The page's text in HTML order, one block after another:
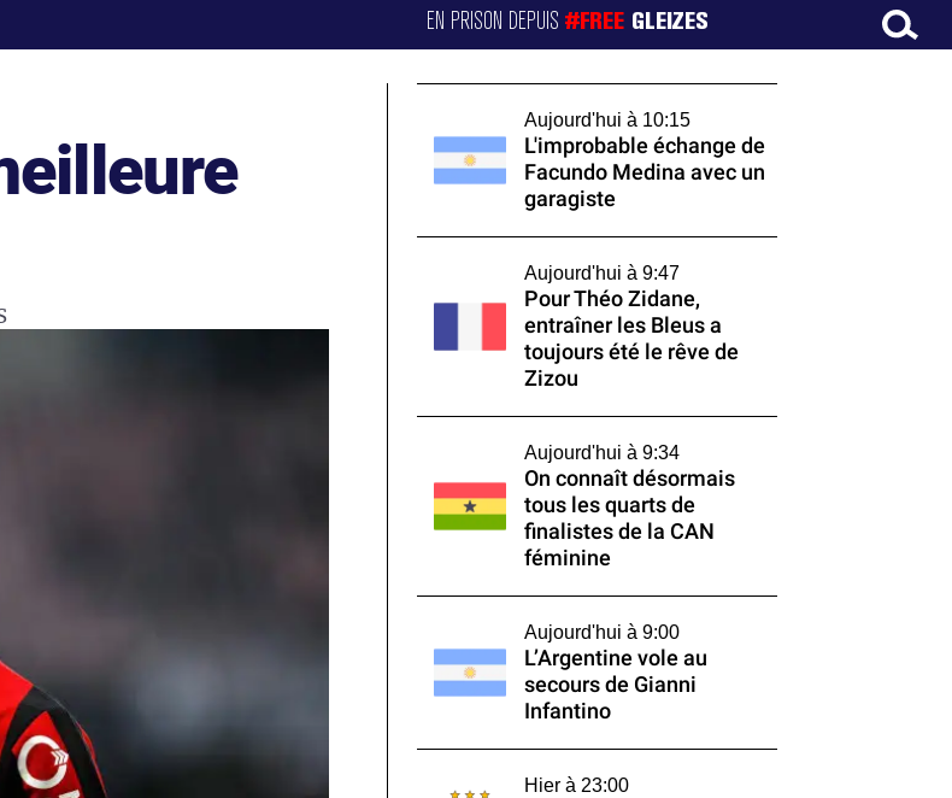
EN PRISON DEPUIS#FREE GLEIZES
Aujourd'hui à 10:15
L'improbable échange de
Facundo Medina avec un
garagiste
Aujourd'hui à 9:47
Pour Théo Zidane,
entraîner les Bleus a
toujours été le rêve de
Zizou
Aujourd'hui à 9:34
On connaît désormais
tous les quarts de
finalistes de la CAN
féminine
Aujourd'hui à 9:00
L’Argentine vole au
secours de Gianni
Infantino
Hier à 23:00